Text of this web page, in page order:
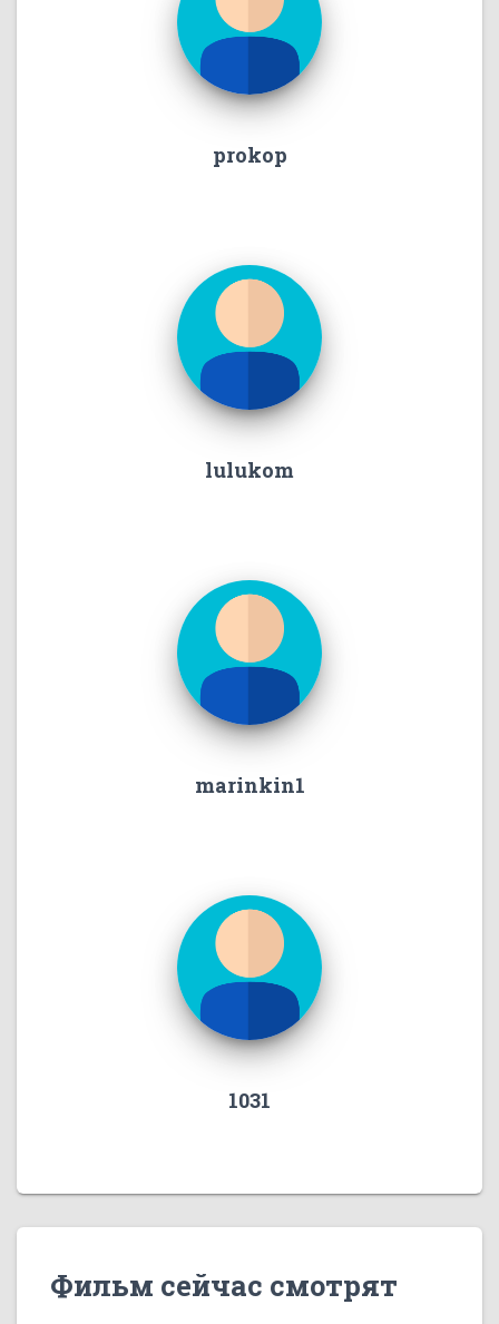
prokop
lulukom
marinkin1
1031
Фильм сейчас смотрят